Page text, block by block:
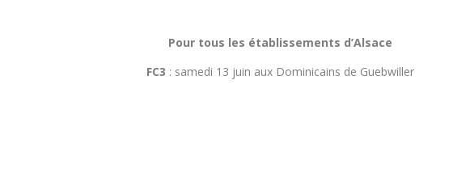
Pour tous les établissements d’Alsace
FC3 : samedi 13 juin aux Dominicains de Guebwiller